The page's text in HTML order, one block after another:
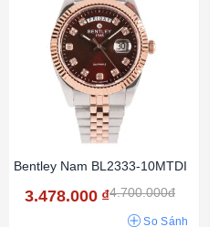
Bentley Nam BL2333-10MTDI
3.478.000 ₫4.700.000đ
So Sánh